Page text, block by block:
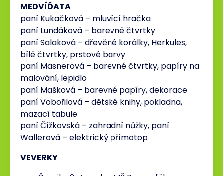
MEDVÍĎATA
paní Kukačková – mluvící hračka
paní Lundáková – barevné čtvrtky
paní Salaková – dřevěné korálky, Herkules,
bílé čtvrtky, prstové barvy
paní Masnerová – barevné čtvrtky, papíry na
malování, lepidlo
paní Mašková – barevné papíry, dekorace
paní Vobořilová – dětské knihy, pokladna,
mazací tabule
paní Čížkovská – zahradní nůžky, paní
Wallerová – elektrický přímotop
VEVERKY